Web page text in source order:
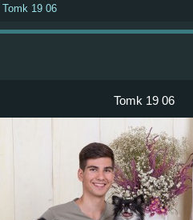
Tomk 19 06
Tomk 19 06